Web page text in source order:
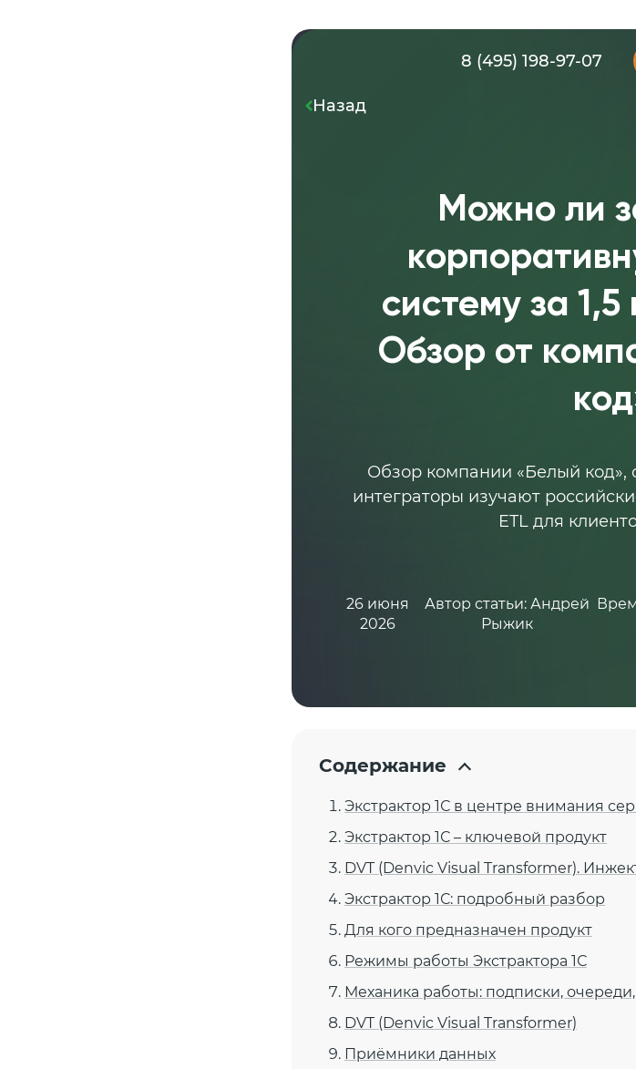
8 (495) 198-97-07
Назад
Можно ли
систему за
Обзор от
Обзор компании «Белый код»,
интеграторы изучают
ETL для
26 июня
2026
Автор статьи: Андрей
Рыжик
Содержание
Экстрактор 1С в центре внимания
Экстрактор 1С – ключевой продукт
DVT (Denvic Visual Transformer).
Экстрактор 1С: подробный разбор
Для кого предназначен продукт
Режимы работы Экстрактора 1С
Механика работы: подписки,
DVT (Denvic Visual Transformer)
Приёмники данных